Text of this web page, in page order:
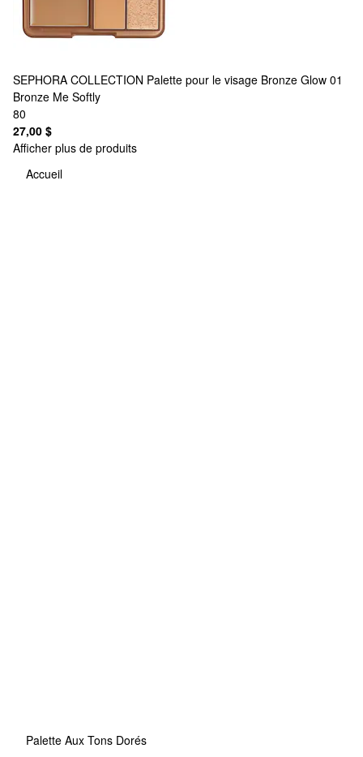
SEPHORA COLLECTION Palette pour le visage Bronze Glow 01
Bronze Me Softly
80
27,00 $
Afficher plus de produits
Accueil
Palette Aux Tons Dorés